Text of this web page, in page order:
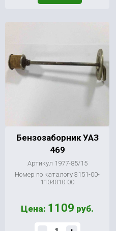
Бензозаборник УАЗ
469
Артикул 1977-85/15
Номер по каталогу 3151-00-
1104010-00
Цена: 1109 руб.